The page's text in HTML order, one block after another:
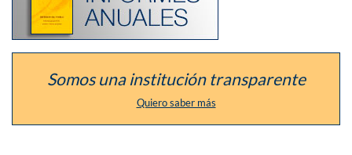
Prevención
informes
anuales
de
la
Somos una institución transparente
Quiero saber más